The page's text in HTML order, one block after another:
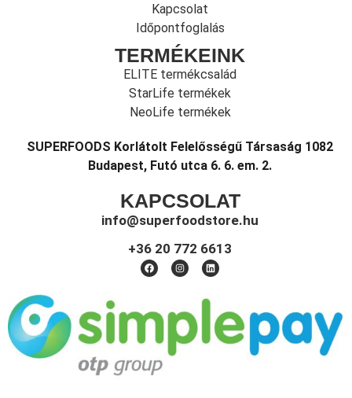
Kapcsolat
Időpontfoglalás
TERMÉKEINK
ELITE termékcsalád
StarLife termékek
NeoLife termékek
SUPERFOODS Korlátolt Felelősségű Társaság 1082
Budapest, Futó utca 6. 6. em. 2.
KAPCSOLAT
info@superfoodstore.hu
+36 20 772 6613